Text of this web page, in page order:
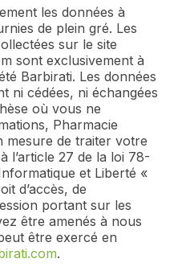
les données à
de plein gré. Les
sur le site
sont exclusivement à
Barbirati. Les données
ni cédées, ni échangées
où vous ne
Pharmacie
mesure de traiter votre
l’article 27 de la loi 78-
et Liberté «
d’accès, de
portant sur les
être amenés à nous
être exercé en
.